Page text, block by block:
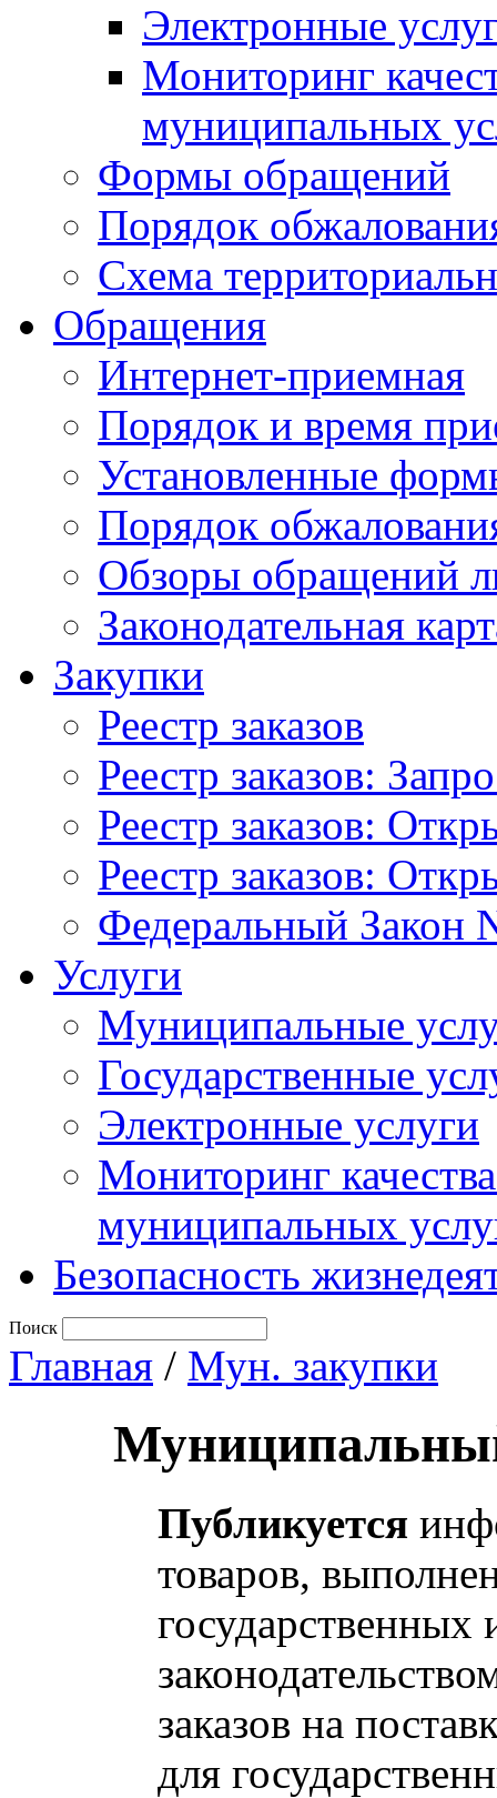
Электронные
Мониторинг
муниципальных
Формы обращений
Порядок
Схема
Обращения
Интернет-приемная
Порядок и время
Установленные
Порядок
Обзоры обращений
Законодательная
Закупки
Реестр заказов
Реестр заказов:
Реестр заказов:
Реестр заказов:
Федеральный Закон
Услуги
Муниципальные
Государственные
Электронные услуги
Мониторинг
муниципальных
Безопасность
Поиск
Главная / Мун. закупки
Публикуется
товаров,
заказов на
для